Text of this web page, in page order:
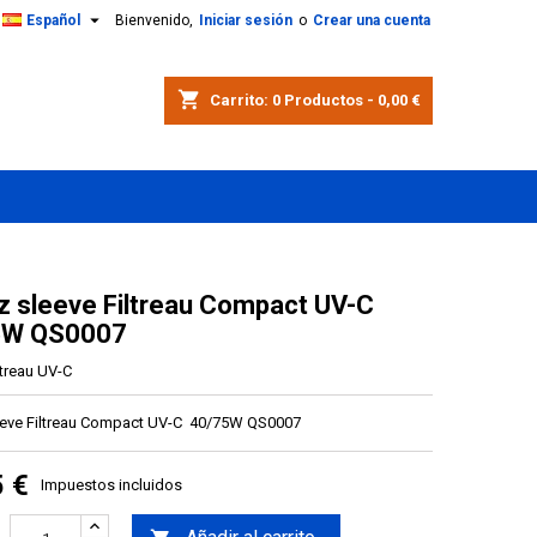
Bienvenido, Iniciar sesión o Crear una cuenta
Español 
shopping_cart Carrito: 0 Productos - 0,00 €
sleeve Filtreau Compact UV-C
QS0007
UV-C
Filtreau Compact UV-C 40/75W QS0007
€ Impuestos incluidos